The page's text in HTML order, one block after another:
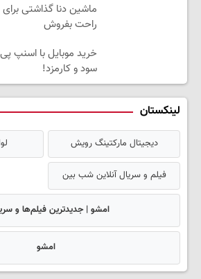
راحت بفروش
سود و کارمزد!
لینکستان
دیجیتال مارکتینگ رویش
فیلم و سریال آنلاین شب بین
امشو | جدیدترین فیلم‌ها و
امشو